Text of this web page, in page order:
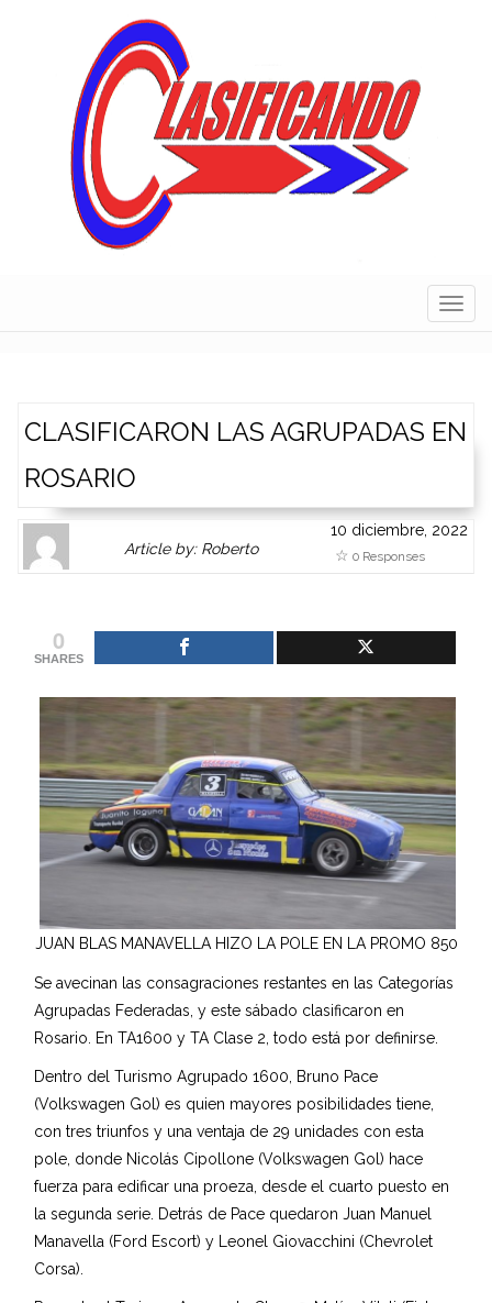
CLASIFICARON LAS AGRUPADAS EN
ROSARIO
Author
Gravatar
link
page.
Article by: Roberto
or
other
admin
10 diciembre, 2022
0 Responses
0
SHARES
JUAN BLAS MANAVELLA HIZO LA POLE EN LA PROMO 850
Se avecinan las consagraciones restantes en las Categorías
Agrupadas Federadas, y este sábado clasificaron en
Rosario. En TA1600 y TA Clase 2, todo está por definirse.
Dentro del Turismo Agrupado 1600, Bruno Pace
(Volkswagen Gol) es quien mayores posibilidades tiene,
con tres triunfos y una ventaja de 29 unidades con esta
pole, donde Nicolás Cipollone (Volkswagen Gol) hace
fuerza para edificar una proeza, desde el cuarto puesto en
la segunda serie. Detrás de Pace quedaron Juan Manuel
Manavella (Ford Escort) y Leonel Giovacchini (Chevrolet
Corsa).